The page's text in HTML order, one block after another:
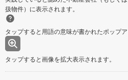
扱物件）に表示されます。
タップすると用語の意味が書かれたポップア
タップすると画像を拡大表示されます。